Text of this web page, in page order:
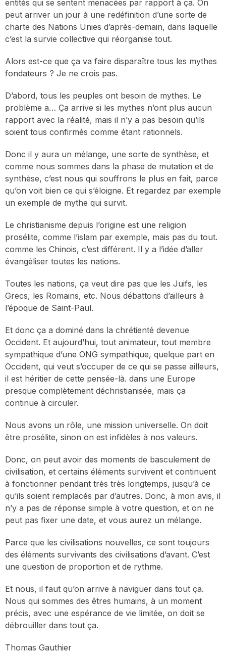
entités qui se sentent menacées par rapport à ça. On
peut arriver un jour à une redéfinition d’une sorte de
charte des Nations Unies d’après-demain, dans laquelle
c’est la survie collective qui réorganise tout.
Alors est-ce que ça va faire disparaître tous les mythes
fondateurs ? Je ne crois pas.
D’abord, tous les peuples ont besoin de mythes. Le
problème a… Ça arrive si les mythes n’ont plus aucun
rapport avec la réalité, mais il n’y a pas besoin qu’ils
soient tous confirmés comme étant rationnels.
Donc il y aura un mélange, une sorte de synthèse, et
comme nous sommes dans la phase de mutation et de
synthèse, c’est nous qui souffrons le plus en fait, parce
qu’on voit bien ce qui s’éloigne. Et regardez par exemple
un exemple de mythe qui survit.
Le christianisme depuis l’origine est une religion
prosélite, comme l’islam par exemple, mais pas du tout.
comme les Chinois, c’est différent. Il y a l’idée d’aller
évangéliser toutes les nations.
Toutes les nations, ça veut dire pas que les Juifs, les
Grecs, les Romains, etc. Nous débattons d’ailleurs à
l’époque de Saint-Paul.
Et donc ça a dominé dans la chrétienté devenue
Occident. Et aujourd’hui, tout animateur, tout membre
sympathique d’une ONG sympathique, quelque part en
Occident, qui veut s’occuper de ce qui se passe ailleurs,
il est héritier de cette pensée-là. dans une Europe
presque complètement déchristianisée, mais ça
continue à circuler.
Nous avons un rôle, une mission universelle. On doit
être prosélite, sinon on est infidèles à nos valeurs.
Donc, on peut avoir des moments de basculement de
civilisation, et certains éléments survivent et continuent
à fonctionner pendant très très longtemps, jusqu’à ce
qu’ils soient remplacés par d’autres. Donc, à mon avis, il
n’y a pas de réponse simple à votre question, et on ne
peut pas fixer une date, et vous aurez un mélange.
Parce que les civilisations nouvelles, ce sont toujours
des éléments survivants des civilisations d’avant. C’est
une question de proportion et de rythme.
Et nous, il faut qu’on arrive à naviguer dans tout ça.
Nous qui sommes des êtres humains, à un moment
précis, avec une espérance de vie limitée, on doit se
débrouiller dans tout ça.
Thomas Gauthier